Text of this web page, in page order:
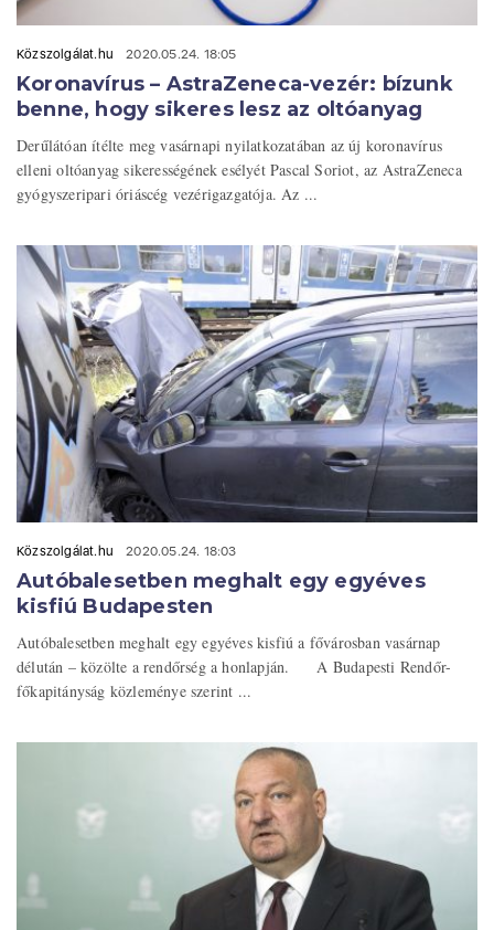
Közszolgálat.hu 2020.05.24. 18:05
Koronavírus – AstraZeneca-vezér: bízunk
benne, hogy sikeres lesz az oltóanyag
Derűlátóan ítélte meg vasárnapi nyilatkozatában az új koronavírus
elleni oltóanyag sikerességének esélyét Pascal Soriot, az AstraZeneca
gyógyszeripari óriáscég vezérigazgatója. Az ...
Közszolgálat.hu 2020.05.24. 18:03
Autóbalesetben meghalt egy egyéves
kisfiú Budapesten
Autóbalesetben meghalt egy egyéves kisfiú a fővárosban vasárnap
délután – közölte a rendőrség a honlapján. A Budapesti Rendőr-
főkapitányság közleménye szerint ...